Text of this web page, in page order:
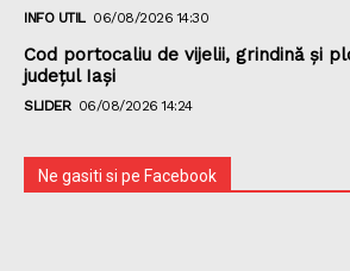
INFO UTIL 06/08/2026 14:30
Cod portocaliu de vijelii, grindină şi
judeţul Iași
SLIDER 06/08/2026 14:24
Ne gasiti si pe Facebook